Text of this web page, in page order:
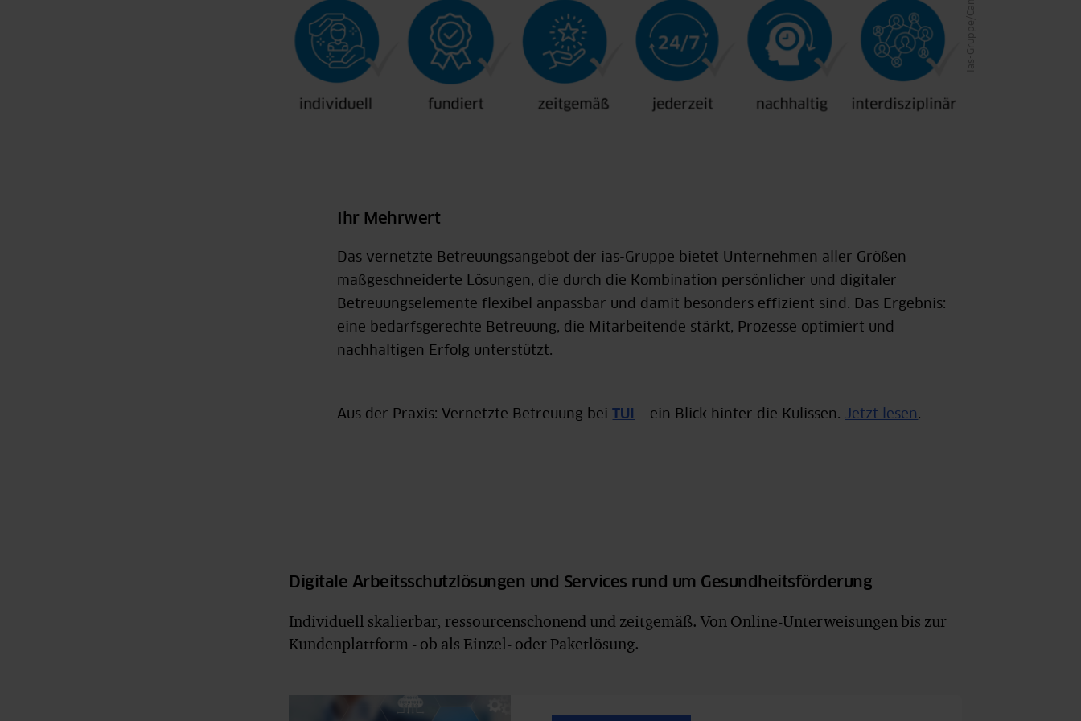
Ihr Mehrwert
Das vernetzte Betreuungsangebot der ias-Gruppe bietet Unternehmen aller Größen
maßgeschneiderte Lösungen, die durch die Kombination persönlicher und digitaler
Betreuungselemente flexibel anpassbar und damit besonders effizient sind. Das Ergebnis:
eine bedarfsgerechte Betreuung, die Mitarbeitende stärkt, Prozesse optimiert und
nachhaltigen Erfolg unterstützt.
Aus der Praxis: Vernetzte Betreuung bei TUI – ein Blick hinter die Kulissen. Jetzt lesen.
Digitale Arbeitsschutzlösungen und Services rund um Gesundheitsförderung
Individuell skalierbar, ressourcenschonend und zeitgemäß. Von Online-Unterweisungen bis zur
Kundenplattform - ob als Einzel- oder Paketlösung.